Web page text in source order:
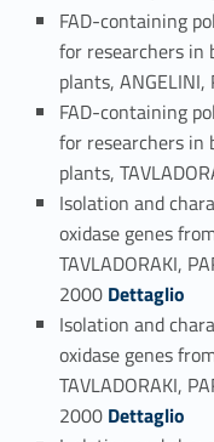
FAD-containing
for researchers in
plants, ANGELINI,
FAD-containing
for researchers in
plants,
Isolation and
oxidase genes
TAVLADORAKI,
2000 Link identifier #identifier_person_56539-53
Dettaglio
Isolation and
oxidase genes
TAVLADORAKI,
2000 Link identifier #identifier_person_111343-54
Dettaglio